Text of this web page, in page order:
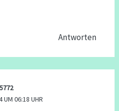
Antworten
UM 06:18 UHR